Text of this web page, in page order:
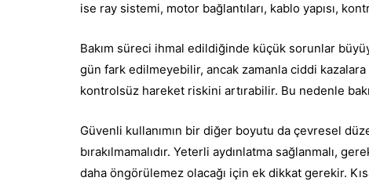
ise ray sistemi, motor bağlantıları, kablo yapısı,
Bakım süreci ihmal edildiğinde küçük sorunlar
gün fark edilmeyebilir, ancak zamanla ciddi
kontrolsüz hareket riskini artırabilir. Bu nedenle
Güvenli kullanımın bir diğer boyutu da çevresel
bırakılmamalıdır. Yeterli aydınlatma sağlanmalı,
daha öngörülemez olacağı için ek dikkat gerekir.